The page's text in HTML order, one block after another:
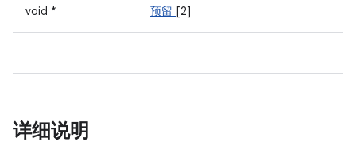
void * 预留 [2]
详细说明